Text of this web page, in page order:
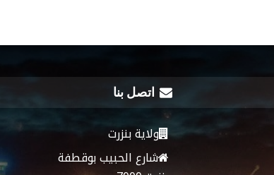
اتصل بنا
ولاية بنزرت
شارع الحبيب بوقطفة